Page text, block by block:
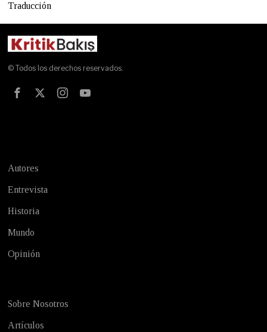
Traducción
© Todos los derechos reservados.
Autores
Entrevista
Historia
Mundo
Opinión
Sobre Nosotros
Artículos